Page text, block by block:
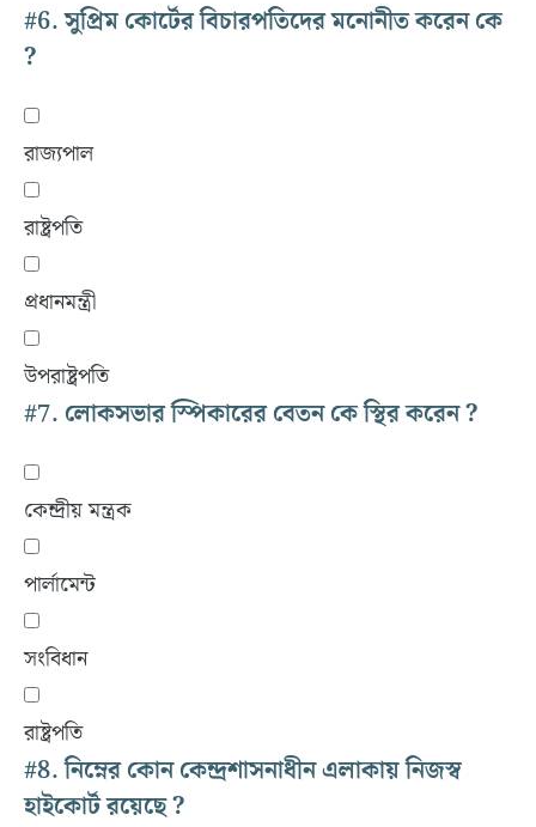
#6.সুপ্রিম কোর্টের বিচারপতিদের মনোনীত করেন কে
?
রাজ্যপাল
রাষ্ট্রপতি
প্রধানমন্ত্রী
উপরাষ্ট্রপতি
#7. লোকসভার স্পিকারের বেতন কে স্থির করেন ?
কেন্দ্রীয় মন্ত্রক
পার্লামেন্ট
সংবিধান
রাষ্ট্রপতি
#8.নিম্নের কোন কেন্দ্রশাসনাধীন এলাকায় নিজস্ব
হাইকোর্ট রয়েছে ?